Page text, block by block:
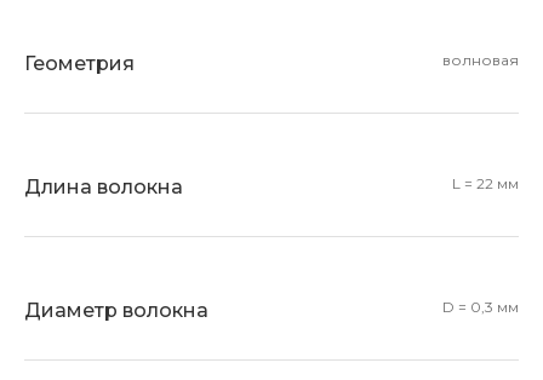
Геометрия волновая
Длина волокна L = 22 мм
Диаметр волокна D = 0,3 мм